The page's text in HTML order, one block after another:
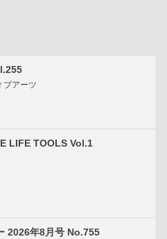
ブアーツ
LIFE TOOLS Vol.1
2026年8月号 No.755